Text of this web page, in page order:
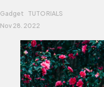
Gadget
TUTORIALS
Nov 28. 2022